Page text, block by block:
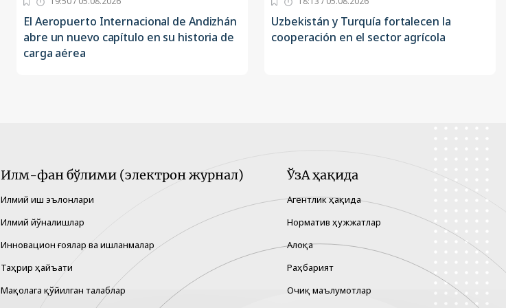
El Aeropuerto Internacional de Andizhán
abre un nuevo capítulo en su historia de
carga aérea
Uzbekistán y Turquía fortalecen la
cooperación en el sector agrícola
Илм-фан бўлими (электрон журнал)
Илмий иш эълонлари
Илмий йўналишлар
Инновацион ғоялар ва ишланмалар
Таҳрир ҳайъати
Мақолага қўйилган талаблар
ЎзА ҳақида
Агентлик ҳақида
Норматив ҳужжатлар
Алоқа
Раҳбарият
Очиқ маълумотлар